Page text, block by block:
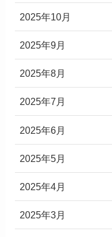
2025年10月
2025年9月
2025年8月
2025年7月
2025年6月
2025年5月
2025年4月
2025年3月